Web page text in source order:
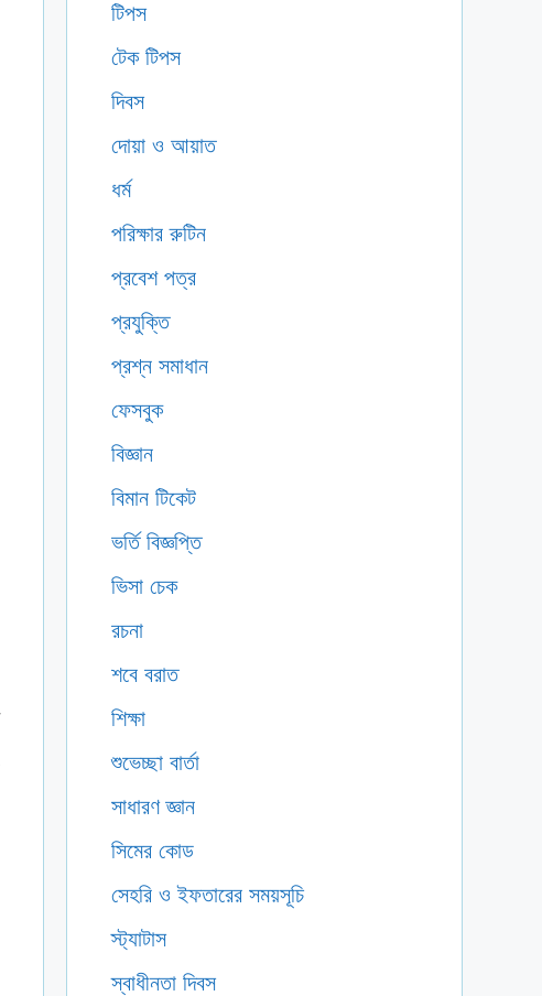
টিপস
টেক টিপস
দিবস
দোয়া ও আয়াত
ধর্ম
পরিক্ষার রুটিন
প্রবেশ পত্র
প্রযুক্তি
প্রশ্ন সমাধান
ফেসবুক
বিজ্ঞান
বিমান টিকেট
ভর্তি বিজ্ঞপ্তি
ভিসা চেক
রচনা
শবে বরাত
শিক্ষা
শুভেচ্ছা বার্তা
সাধারণ জ্ঞান
সিমের কোড
সেহরি ও ইফতারের সময়সূচি
স্ট্যাটাস
স্বাধীনতা দিবস